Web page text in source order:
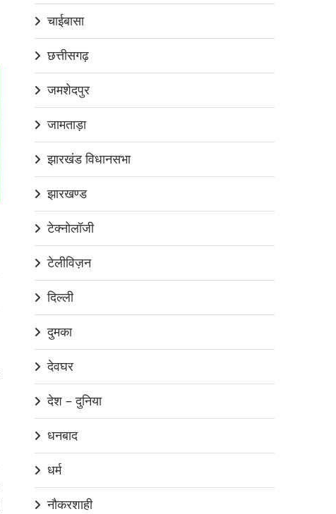
चाईबासा
छत्तीसगढ़
जमशेदपुर
जामताड़ा
झारखंड विधानसभा
झारखण्ड
टेक्नोलॉजी
टेलीविज़न
दिल्ली
दुमका
देवघर
देश – दुनिया
धनबाद
धर्म
नौकरशाही